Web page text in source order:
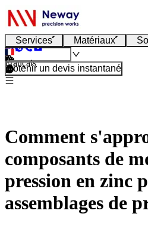
Services Matériaux
Français
Obtenir un devis instantané
Comment
composants de
pression en zinc
assemblages de